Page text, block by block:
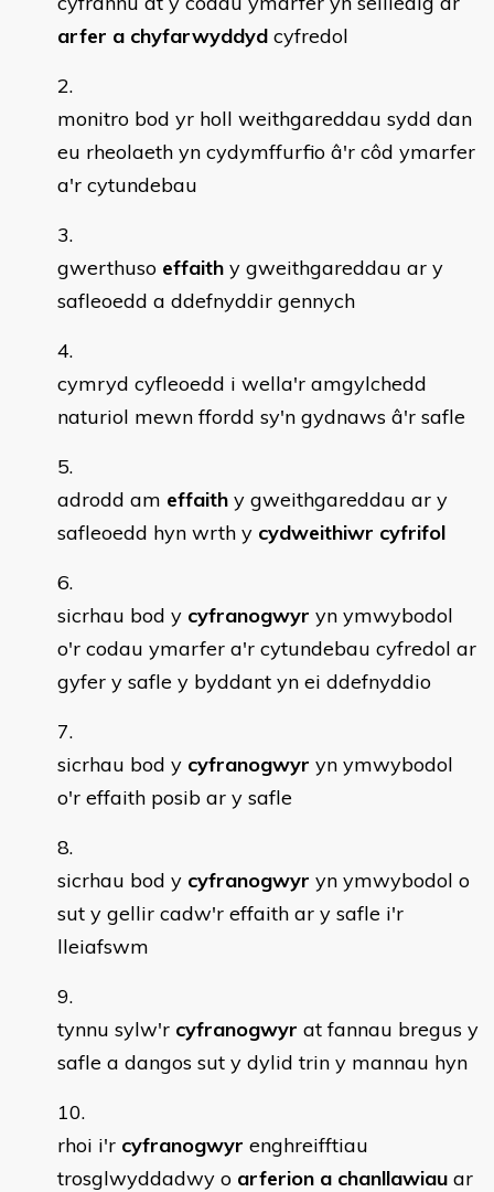
arfer a chyfarwyddyd cyfredol
monitro bod yr holl weithgareddau sydd dan
eu rheolaeth yn cydymffurfio â'r côd ymarfer
a'r cytundebau
gwerthuso effaith y gweithgareddau ar y
safleoedd a ddefnyddir gennych
cymryd cyfleoedd i wella'r amgylchedd
naturiol mewn ffordd sy'n gydnaws â'r safle
adrodd am effaith y gweithgareddau ar y
safleoedd hyn wrth y cydweithiwr cyfrifol
sicrhau bod y cyfranogwyr yn ymwybodol
o'r codau ymarfer a'r cytundebau cyfredol ar
gyfer y safle y byddant yn ei ddefnyddio
sicrhau bod y cyfranogwyr yn ymwybodol
o'r effaith posib ar y safle
sicrhau bod y cyfranogwyr yn ymwybodol o
sut y gellir cadw'r effaith ar y safle i'r
lleiafswm
tynnu sylw'r cyfranogwyr at fannau bregus y
safle a dangos sut y dylid trin y mannau hyn
rhoi i'r cyfranogwyr enghreifftiau
trosglwyddadwy o arferion a chanllawiau ar